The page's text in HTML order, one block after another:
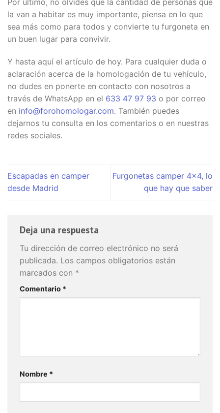
Por último, no olvides que la cantidad de personas que
la van a habitar es muy importante, piensa en lo que
sea más como para todos y convierte tu furgoneta en
un buen lugar para convivir.
Y hasta aquí el artículo de hoy. Para cualquier duda o
aclaración acerca de la homologación de tu vehículo,
no dudes en ponerte en contacto con nosotros a
través de WhatsApp en el 633 47 97 93 o por correo
en info@forohomologar.com. También puedes
dejarnos tu consulta en los comentarios o en nuestras
redes sociales.
Escapadas en camper
desde Madrid
Furgonetas camper 4×4, lo
que hay que saber
Deja una respuesta
Tu dirección de correo electrónico no será
publicada. Los campos obligatorios están
marcados con *
Comentario *
Nombre *